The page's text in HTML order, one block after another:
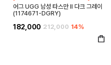
어그 UGG 남성 타스만 II 다크 그레이
(1174671-DGRY)
182,000 212,000 14%